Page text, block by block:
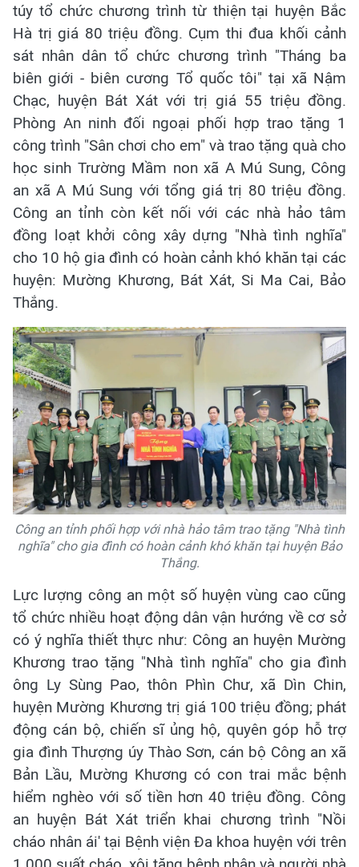
túy tổ chức chương trình từ thiện tại huyện Bắc
Hà trị giá 80 triệu đồng. Cụm thi đua khối cảnh
sát nhân dân tổ chức chương trình "Tháng ba
biên giới - biên cương Tổ quốc tôi" tại xã Nậm
Chạc, huyện Bát Xát với trị giá 55 triệu đồng.
Phòng An ninh đối ngoại phối hợp trao tặng 1
công trình "Sân chơi cho em" và trao tặng quà cho
học sinh Trường Mầm non xã A Mú Sung, Công
an xã A Mú Sung với tổng giá trị 80 triệu đồng.
Công an tỉnh còn kết nối với các nhà hảo tâm
đồng loạt khởi công xây dựng "Nhà tình nghĩa"
cho 10 hộ gia đình có hoàn cảnh khó khăn tại các
huyện: Mường Khương, Bát Xát, Si Ma Cai, Bảo
Thắng.
Công an tỉnh phối hợp với nhà hảo tâm trao tặng "Nhà tình
nghĩa" cho gia đình có hoàn cảnh khó khăn tại huyện Bảo
Thắng.
Lực lượng công an một số huyện vùng cao cũng
tổ chức nhiều hoạt động dân vận hướng về cơ sở
có ý nghĩa thiết thực như: Công an huyện Mường
Khương trao tặng "Nhà tình nghĩa" cho gia đình
ông Ly Sùng Pao, thôn Phìn Chư, xã Dìn Chin,
huyện Mường Khương trị giá 100 triệu đồng; phát
động cán bộ, chiến sĩ ủng hộ, quyên góp hỗ trợ
gia đình Thượng úy Thào Sơn, cán bộ Công an xã
Bản Lầu, Mường Khương có con trai mắc bệnh
hiểm nghèo với số tiền hơn 40 triệu đồng. Công
an huyện Bát Xát triển khai chương trình "Nồi
cháo nhân ái' tại Bệnh viện Đa khoa huyện với trên